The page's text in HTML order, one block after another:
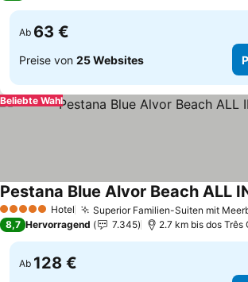
Ab 63 €
Preise von 25 Websites
Beliebte Wahl
5 Sterne Hotel Superior Familien-Suiten mit
Pestana Blue Alvor Beach ALL
8,7 Hervorragend 7.345 2.7 km bis dos Três
Ab 128 €